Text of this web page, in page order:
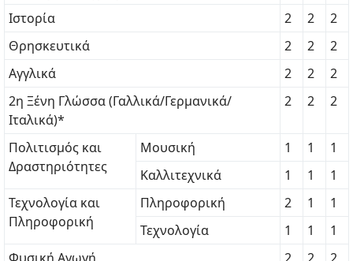
Ιστορία
2 2
2
Θρησκευτικά
2 2
2
Αγγλικά
2 2
2
2η Ξένη Γλώσσα (Γαλλικά/Γερμανικά/
Ιταλικά)*
2 2 2
Πολιτισμός και
Δραστηριότητες
Μουσική 1 1
1
Καλλιτεχνικά
1 1
1
Τεχνολογία και
Πληροφορική
Πληροφορική 2 1
1
Τεχνολογία
1 1
1